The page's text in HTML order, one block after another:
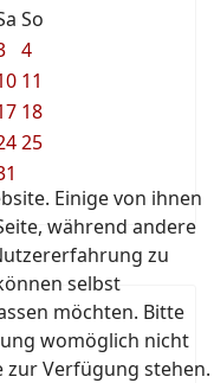
So
4
11
18
25
Einige von ihnen
während andere
zu
selbst
möchten. Bitte
womöglich nicht
zur Verfügung stehen.